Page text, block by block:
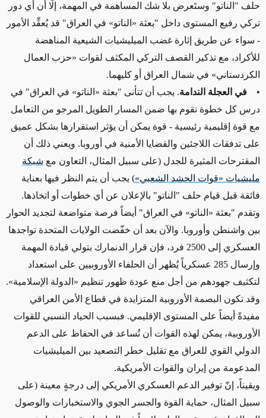
حلف "الناتو" وستَعرض بلا شك المساهمة في المهمة، إلّا أن أي دور
تركي رفيع المستوى داخل "بعثة «الناتو» في العراق" قد يُعقِّد الأمور
- سواء عن طريق إثارة غضب الميليشيات الشيعية المناهضة
للأكراد، مع تذكير القصف التركي المكثف لقوات «حزب العمال
الكردستاني» في شمال العراق أو كليهما.
• في العجلة الندامة. يجب أن تتأنى "بعثة «الناتو» في العراق" في
درس كل خطوة تقوم بها ضمن المسار الطويل المرجو من التعامل
مع قوة إقليمية رئيسية - قوة يمكن أن يؤثر استقرارها بشكل عميق
على تدفقات اللاجئين والقضايا الأمنية في أوروبا. ويعني ذلك أن
المقترحات المثيرة للجدل (على سبيل المثال، التعاون مع شبكة
مليشيات «قوات الحشد الشعبي») يجب أن يتم النظر فيها بعناية
فائقة قبل قيام حلف "الناتو" بالإعلان عن أي خطوات أو اتخاذها.
وتقدم "بعثة «الناتو» في العراق" أيضاً فرصة متواضعة لتجديد الحوار
بين واشنطن وأوروبا. والآن بعد أن خفّضت الولايات المتحدة تواجدها
العسكري إلى 2500 فرد، فإن قرار الدنمارك بتولي قيادة المهمة
وإرسال 285 عسكرياً يُظهر أن الحلفاء الأوروبيين على استعداد
لتكثيف جهودهم من أجل منع عودة ظهور تنظيم «الدولة الإسلامية».
وقد تكون البصمة الأوروبية المتزايدة في قطاع الأمن العراقي
مفيدةً أيضاً على المستوى الإقليمي. فبسبب الحياد النسبي للقوات
الأوروبية، يمكن لهذه القوات أن تُساعد في الحفاظ على الدعم
الدولي القوي للعراق مع تقليل خطر التصعيد بين الميليشيات
المدعومة من إيران والقوات الأمريكية.
ويقيناً، إنّ توفير الدعم العسكري الأمريكي إلى درجةٍ معينة (على
سبيل المثال، حماية القوة والجسر الجوي والاستخبارات والوصول